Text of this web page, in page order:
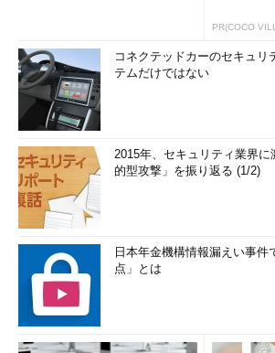
PR(COCO
コネクテッドカーのセキュリ
テムだけではない
2015年、セキュリティ業界
的型攻撃」を振り返る (1/2)
日本年金機構情報漏えい事件
点」とは